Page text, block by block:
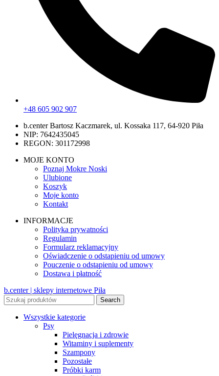
+48 605 902 907
b.center Bartosz Kaczmarek, ul. Kossaka 117, 64-920 Piła
NIP: 7642435045
REGON: 301172998
MOJE KONTO
Poznaj Mokre Noski
Ulubione
Koszyk
Moje konto
Kontakt
INFORMACJE
Polityka prywatności
Regulamin
Formularz reklamacyjny
Oświadczenie o odstapieniu od umowy
Pouczenie o odstąpieniu od umowy
Dostawa i płatność
b.center | sklepy internetowe Piła
Search
Wszystkie kategorie
Psy
Pielęgnacja i zdrowie
Witaminy i suplementy
Szampony
Pozostałe
Próbki karm